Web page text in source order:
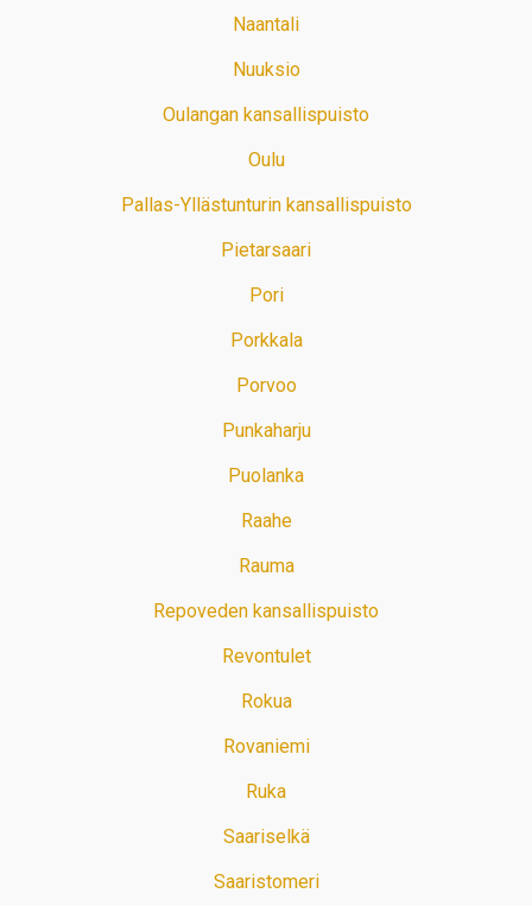
Naantali
Nuuksio
Oulangan kansallispuisto
Oulu
Pallas-Yllästunturin kansallispuisto
Pietarsaari
Pori
Porkkala
Porvoo
Punkaharju
Puolanka
Raahe
Rauma
Repoveden kansallispuisto
Revontulet
Rokua
Rovaniemi
Ruka
Saariselkä
Saaristomeri